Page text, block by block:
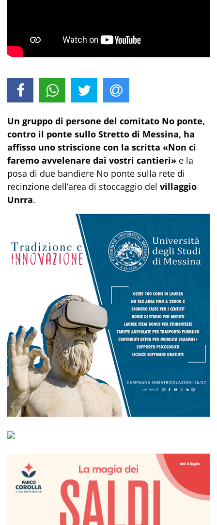
Un gruppo di persone del comitato No ponte,
contro il ponte sullo Stretto di Messina, ha
affisso uno striscione con la scritta «Non ci
faremo avvelenare dai vostri cantieri» e la
posa di due bandiere No ponte sulla rete di
recinzione dell’area di stoccaggio del villaggio
Unrra.